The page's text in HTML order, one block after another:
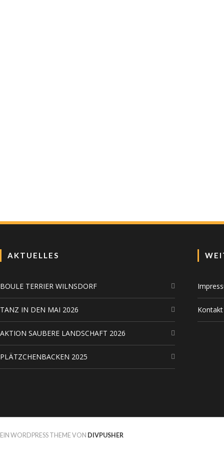
AKTUELLES
BOULE TERRIER WILNSDORF
TANZ IN DEN MAI 2026
AKTION SAUBERE LANDSCHAFT 2026
PLÄTZCHENBACKEN 2025
Kontakt
EIN WORDPRESS THEME VON DIVPUSHER